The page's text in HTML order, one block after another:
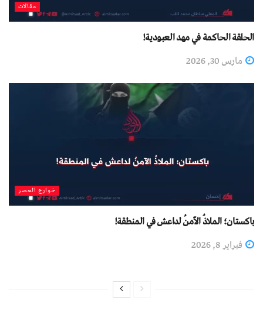
مقالات
الحلقة الحاكمة في مهد العبودية!
مارس 30, 2026
خوارج العصر
باكستان؛ الملاذُ الآمنُ لداعش في المنطقة!
فبراير 8, 2026